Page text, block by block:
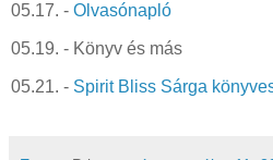
05.17. - Olvasónapló
05.19. - Könyv és más
05.21. - Spirit Bliss Sárga